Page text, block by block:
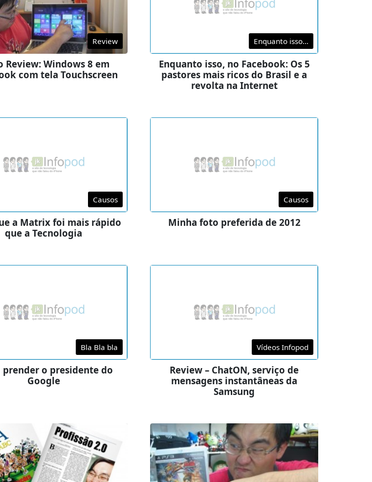
Review
Review: Windows 8 em
com tela Touchscreen
Enquanto isso...
Enquanto isso, no Facebook: Os 5
pastores mais ricos do Brasil e a
revolta na Internet
Causos
a Matrix foi mais rápido
que a Tecnologia
Causos
Minha foto preferida de 2012
Bla Bla bla
prender o presidente do
Google
Vídeos Infopod
Review – ChatON, serviço de
mensagens instantâneas da
Samsung